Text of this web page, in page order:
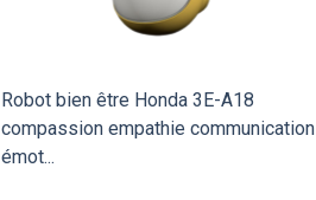
Robot bien être Honda 3E-A18
compassion empathie communication
émot...